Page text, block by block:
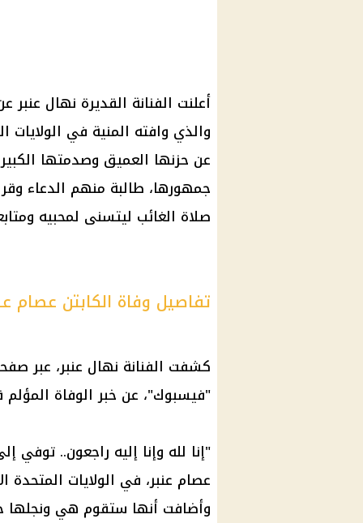
أعلنت الفنانة القديرة نهال عنبر
والذي وافته المنية في الولايات
عن حزنها العميق وصدمتها
جمهورها، طالبة منهم الدعاء
صلاة الغائب ليتسنى لمحبيه
تفاصيل وفاة الكابتن عصام
كشفت الفنانة نهال عنبر، عبر
"فيسبوك"، عن خبر الوفاة المؤلم
"إنا لله وإنا إليه راجعون.. توفي
عصام عنبر، في الولايات المتحدة
وأضافت أنها ستقوم هي